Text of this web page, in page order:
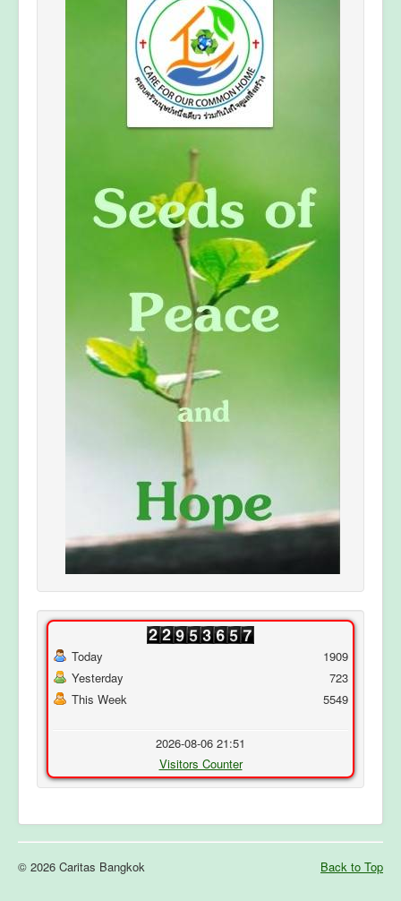
Today
Yesterday
This Week
1909
723
5549
2026-08-06 21:51
Visitors Counter
Back to Top
© 2026 Caritas Bangkok